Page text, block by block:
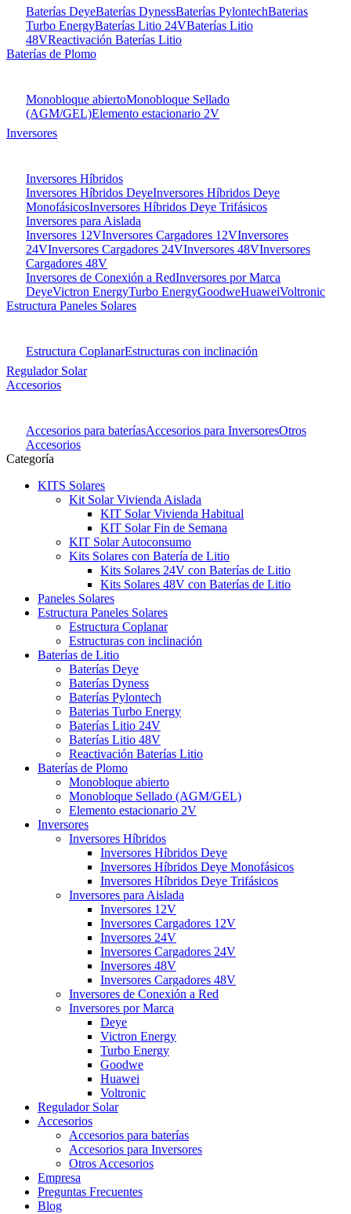
Baterías DeyeBaterías DynessBaterías PylontechBaterias
Turbo EnergyBaterías Litio 24VBaterías Litio
48VReactivación Baterías Litio
Baterías de Plomo
Monobloque abiertoMonobloque Sellado
(AGM/GEL)Elemento estacionario 2V
Inversores
Inversores Híbridos
Inversores Híbridos DeyeInversores Híbridos Deye
MonofásicosInversores Híbridos Deye Trifásicos
Inversores para Aislada
Inversores 12VInversores Cargadores 12VInversores
24VInversores Cargadores 24VInversores 48VInversores
Cargadores 48V
Inversores de Conexión a RedInversores por Marca
DeyeVictron EnergyTurbo EnergyGoodweHuaweiVoltronic
Estructura Paneles Solares
Estructura CoplanarEstructuras con inclinación
Regulador Solar
Accesorios
Accesorios para bateríasAccesorios para InversoresOtros
Accesorios
Categoría
KITS Solares
Kit Solar Vivienda Aislada
KIT Solar Vivienda Habitual
KIT Solar Fin de Semana
KIT Solar Autoconsumo
Kits Solares con Batería de Litio
Kits Solares 24V con Baterías de Litio
Kits Solares 48V con Baterías de Litio
Paneles Solares
Estructura Paneles Solares
Estructura Coplanar
Estructuras con inclinación
Baterías de Litio
Baterías Deye
Baterías Dyness
Baterías Pylontech
Baterias Turbo Energy
Baterías Litio 24V
Baterías Litio 48V
Reactivación Baterías Litio
Baterías de Plomo
Monobloque abierto
Monobloque Sellado (AGM/GEL)
Elemento estacionario 2V
Inversores
Inversores Híbridos
Inversores Híbridos Deye
Inversores Híbridos Deye Monofásicos
Inversores Híbridos Deye Trifásicos
Inversores para Aislada
Inversores 12V
Inversores Cargadores 12V
Inversores 24V
Inversores Cargadores 24V
Inversores 48V
Inversores Cargadores 48V
Inversores de Conexión a Red
Inversores por Marca
Deye
Victron Energy
Turbo Energy
Goodwe
Huawei
Voltronic
Regulador Solar
Accesorios
Accesorios para baterías
Accesorios para Inversores
Otros Accesorios
Empresa
Preguntas Frecuentes
Blog